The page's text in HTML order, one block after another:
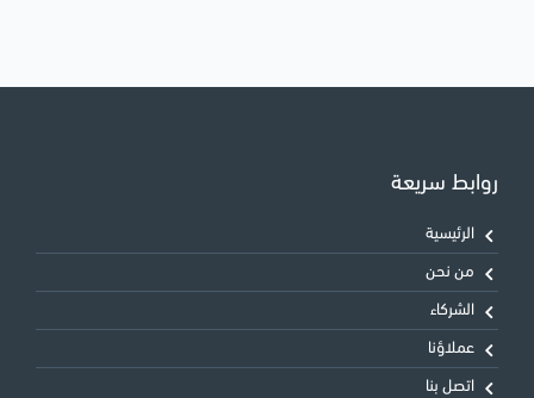
روابط سريعة
الرئيسية
من نحن
الشركاء
عملاؤنا
اتصل بنا